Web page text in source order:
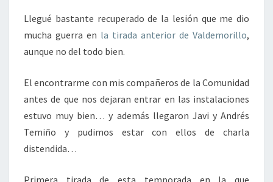
Llegué bastante recuperado de la lesión que me dio
mucha guerra en la tirada anterior de Valdemorillo,
aunque no del todo bien.
El encontrarme con mis compañeros de la Comunidad
antes de que nos dejaran entrar en las instalaciones
estuvo muy bien… y además llegaron Javi y Andrés
Temiño y pudimos estar con ellos de charla
distendida…
Primera tirada de esta temporada en la que